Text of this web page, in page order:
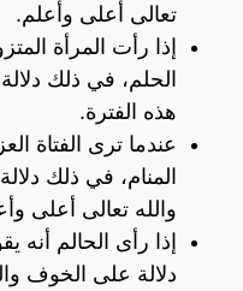
تعالى أعلى وأعلم.
إذا رأت المرأة
الحلم، في ذلك
هذه الفترة.
عندما ترى الفتاة
المنام، في ذلك
والله تعالى أعلى
إذا رأى الحالم أنه
دلالة على الخوف